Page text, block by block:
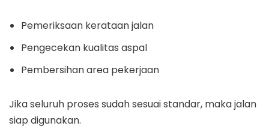
Pemeriksaan kerataan jalan
Pengecekan kualitas aspal
Pembersihan area pekerjaan
Jika seluruh proses sudah sesuai standar, maka jalan
siap digunakan.